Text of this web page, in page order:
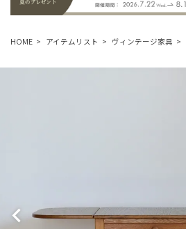
HOME アイテムリスト ヴィンテージ家具